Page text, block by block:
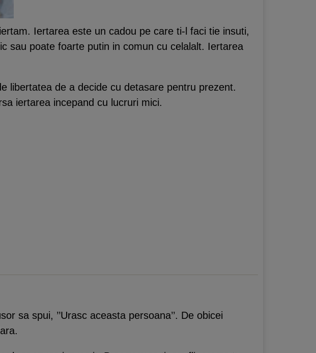
Iertarea este un cadou pe care ti-l faci tie insuti,
sau poate foarte putin in comun cu celalalt. Iertarea
libertatea de a decide cu detasare pentru prezent.
iertarea incepand cu lucruri mici.
sa spui, ’’Urasc aceasta persoana’’. De obicei